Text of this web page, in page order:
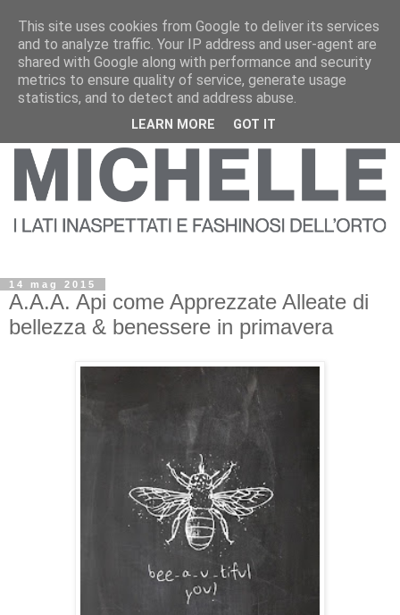
14 mag 2015
A.A.A. Api come Apprezzate Alleate di
bellezza & benessere in primavera
This site uses cookies from Google to deliver its services
and to analyze traffic. Your IP address and user-agent are
shared with Google along with performance and security
metrics to ensure quality of service, generate usage
statistics, and to detect and address abuse.
LEARN MORE GOT IT